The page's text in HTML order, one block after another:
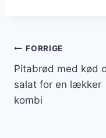
FORRIGE
Pitabrød med kød
salat for en lækker
kombi